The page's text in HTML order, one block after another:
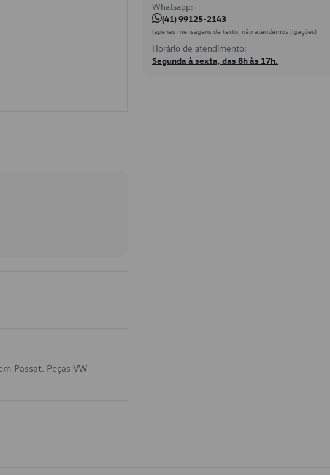
Passat. Peças VW
Whatsapp:
(41) 99125-2143
(apenas mensagens de texto, não atendemos ligações)
Horário de atendimento:
Segunda à sexta, das 8h às 17h.